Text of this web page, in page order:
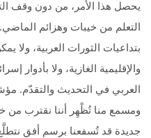
يحصل هذا الأمر، من دون وقف
التعلم من خيبات وهزائم
بتداعيات الثورات العربية، ولا
والإقليمية الغازية، ولا
العربي في التحديث والتقدّم.
ومسمع منا تُظْهِر أننا نقترب
جديدة قد تُسفعنا برسم أفق